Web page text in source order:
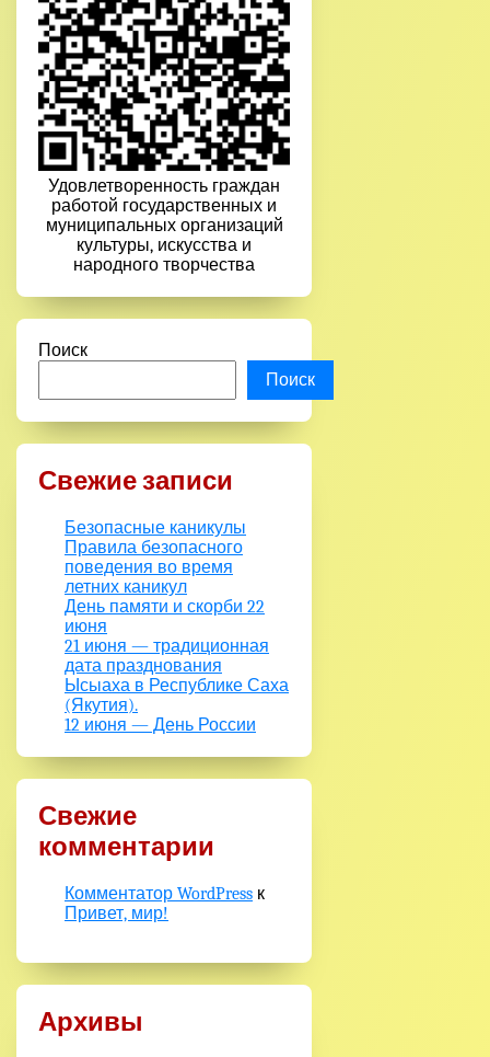
Удовлетворенность граждан
работой государственных и
муниципальных организаций
культуры, искусства и
народного творчества
Поиск
Поиск
Свежие записи
Безопасные каникулы
Правила безопасного
поведения во время
летних каникул
День памяти и скорби 22
июня
21 июня — традиционная
дата празднования
Ысыаха в Республике Саха
(Якутия).
12 июня — День России
Свежие
комментарии
Комментатор WordPress к
Привет, мир!
Архивы